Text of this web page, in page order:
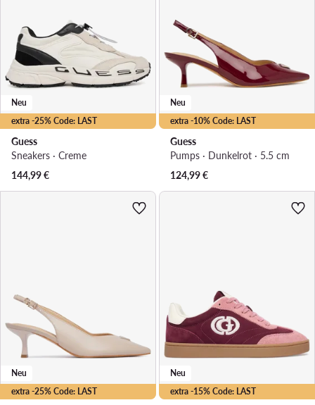
extra -25% Code: LAST
Neu
Guess
Sneakers · Creme
144,99€
extra -10% Code: LAST
Neu
Guess
Pumps · Dunkelrot · 5.5 cm
124,99€
extra -25% Code: LAST
Neu
extra -15% Code: LAST
Neu